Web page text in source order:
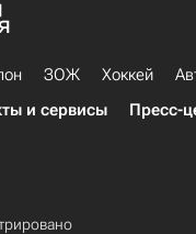
ЗОЖ Хоккей
и сервисы Пресс-